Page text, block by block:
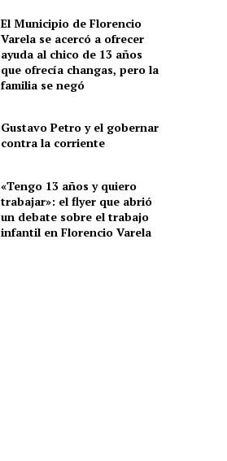
El Municipio de Florencio
Varela se acercó a ofrecer
ayuda al chico de 13 años
que ofrecía changas, pero la
familia se negó
Gustavo Petro y el gobernar
contra la corriente
«Tengo 13 años y quiero
trabajar»: el flyer que abrió
un debate sobre el trabajo
infantil en Florencio Varela